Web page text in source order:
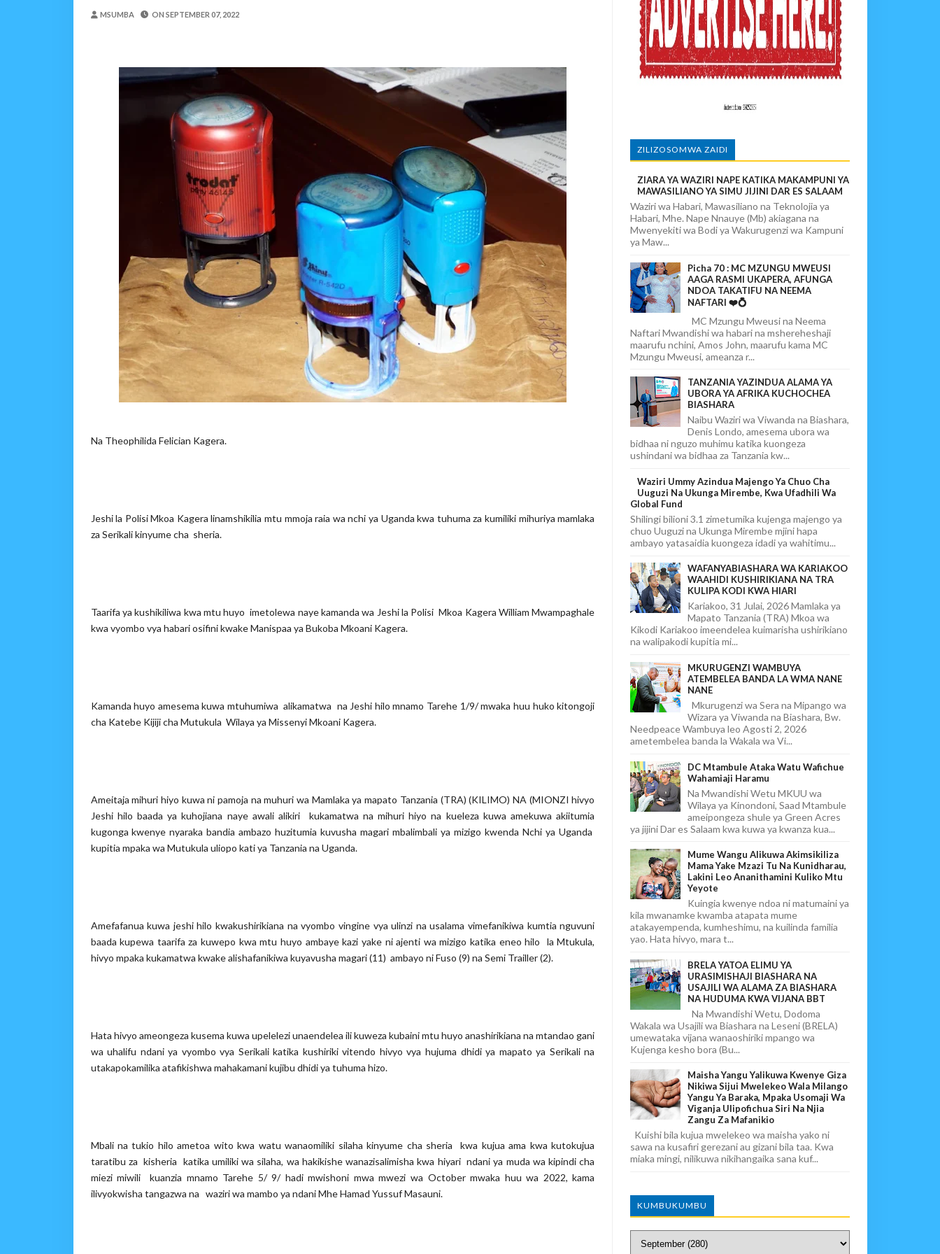
Umaskini Na Madeni Yalitishia Kuangamiza Heshima Na Maisha Ya Familia Yangu, Mpaka Nilipovunja Mikosi Na Kushuhudia Tajiriba Ikirejea Nyumbani
Nilitafuta Mtoto Kwa Zaidi Ya Miaka Saba Bila Mafanikio, Mpaka Tiba Ya Asili Iliponiwezesha Kushika Mimba Na Kufuta Machozi Yangu
Zawadi-Aug 06 2026
NAIBU WAZIRI CHANDE ARIDHISHWA NA HUDUMA ZA TADB KWA WAKULIMA
OSCAR ASSENGA-Aug 06 2026
SERIKALI YASISITIZA USHINDANI WA HAKI KUCHOCHEA UKUAJI WA UCHUMI
Alex Sonna-Aug 06 2026
SERIKALI INATAMBUA MCHANGO WA WAZEE: WAZIRI SANGU
OSCAR ASSENGA Aug 06 2026
MSUMBA ON SEPTEMBER 07, 2022
Na Theophilida Felician Kagera.
Jeshi la Polisi Mkoa Kagera linamshikilia mtu mmoja raia wa nchi ya Uganda kwa tuhuma za kumiliki mihuriya mamlaka
za Serikali kinyume cha sheria.
Taarifa ya kushikiliwa kwa mtu huyo imetolewa naye kamanda wa Jeshi la Polisi Mkoa Kagera William Mwampaghale
kwa vyombo vya habari osifini kwake Manispaa ya Bukoba Mkoani Kagera.
Kamanda huyo amesema kuwa mtuhumiwa alikamatwa na Jeshi hilo mnamo Tarehe 1/9/ mwaka huu huko kitongoji
cha Katebe Kijiji cha Mutukula Wilaya ya Missenyi Mkoani Kagera.
Ameitaja mihuri hiyo kuwa ni pamoja na muhuri wa Mamlaka ya mapato Tanzania (TRA) (KILIMO) NA (MIONZI hivyo
Jeshi hilo baada ya kuhojiana naye awali alikiri kukamatwa na mihuri hiyo na kueleza kuwa amekuwa akiitumia
kugonga kwenye nyaraka bandia ambazo huzitumia kuvusha magari mbalimbali ya mizigo kwenda Nchi ya Uganda
kupitia mpaka wa Mutukula uliopo kati ya Tanzania na Uganda.
Amefafanua kuwa jeshi hilo kwakushirikiana na vyombo vingine vya ulinzi na usalama vimefanikiwa kumtia nguvuni
baada kupewa taarifa za kuwepo kwa mtu huyo ambaye kazi yake ni ajenti wa mizigo katika eneo hilo la Mtukula,
hivyo mpaka kukamatwa kwake alishafanikiwa kuyavusha magari (11) ambayo ni Fuso (9) na Semi Trailler (2).
Hata hivyo ameongeza kusema kuwa upelelezi unaendelea ili kuweza kubaini mtu huyo anashirikiana na mtandao gani
wa uhalifu ndani ya vyombo vya Serikali katika kushiriki vitendo hivyo vya hujuma dhidi ya mapato ya Serikali na
utakapokamilika atafikishwa mahakamani kujibu dhidi ya tuhuma hizo.
Mbali na tukio hilo ametoa wito kwa watu wanaomiliki silaha kinyume cha sheria kwa kujua ama kwa kutokujua
taratibu za kisheria katika umiliki wa silaha, wa hakikishe wanazisalimisha kwa hiyari ndani ya muda wa kipindi cha
miezi miwili kuanzia mnamo Tarehe 5/ 9/ hadi mwishoni mwa mwezi wa October mwaka huu wa 2022, kama
ilivyokwisha tangazwa na waziri wa mambo ya ndani Mhe Hamad Yussuf Masauni.
ZILIZOSOMWA ZAIDI
ZIARA YA WAZIRI NAPE KATIKA MAKAMPUNI YA
MAWASILIANO YA SIMU JIJINI DAR ES SALAAM
Waziri wa Habari, Mawasiliano na Teknolojia ya
Habari, Mhe. Nape Nnauye (Mb) akiagana na
Mwenyekiti wa Bodi ya Wakurugenzi wa Kampuni
ya Maw...
Picha 70 : MC MZUNGU MWEUSI
AAGA RASMI UKAPERA, AFUNGA
NDOA TAKATIFU NA NEEMA
NAFTARI ❤️💍
MC Mzungu Mweusi na Neema
Naftari Mwandishi wa habari na mshereheshaji
maarufu nchini, Amos John, maarufu kama MC
Mzungu Mweusi, ameanza r...
TANZANIA YAZINDUA ALAMA YA
UBORA YA AFRIKA KUCHOCHEA
BIASHARA
Naibu Waziri wa Viwanda na Biashara,
Denis Londo, amesema ubora wa
bidhaa ni nguzo muhimu katika kuongeza
ushindani wa bidhaa za Tanzania kw...
Waziri Ummy Azindua Majengo Ya Chuo Cha
Uuguzi Na Ukunga Mirembe, Kwa Ufadhili Wa
Global Fund
Shilingi bilioni 3.1 zimetumika kujenga majengo ya
chuo Uuguzi na Ukunga Mirembe mjini hapa
ambayo yatasaidia kuongeza idadi ya wahitimu...
WAFANYABIASHARA WA KARIAKOO
WAAHIDI KUSHIRIKIANA NA TRA
KULIPA KODI KWA HIARI
Kariakoo, 31 Julai, 2026 Mamlaka ya
Mapato Tanzania (TRA) Mkoa wa
Kikodi Kariakoo imeendelea kuimarisha ushirikiano
na walipakodi kupitia mi...
MKURUGENZI WAMBUYA
ATEMBELEA BANDA LA WMA NANE
NANE
Mkurugenzi wa Sera na Mipango wa
Wizara ya Viwanda na Biashara, Bw.
Needpeace Wambuya leo Agosti 2, 2026
ametembelea banda la Wakala wa Vi...
DC Mtambule Ataka Watu Wafichue
Wahamiaji Haramu
Na Mwandishi Wetu MKUU wa
Wilaya ya Kinondoni, Saad Mtambule
ameipongeza shule ya Green Acres
ya jijini Dar es Salaam kwa kuwa ya kwanza kua...
Mume Wangu Alikuwa Akimsikiliza
Mama Yake Mzazi Tu Na Kunidharau,
Lakini Leo Ananithamini Kuliko Mtu
Yeyote
Kuingia kwenye ndoa ni matumaini ya
kila mwanamke kwamba atapata mume
atakayempenda, kumheshimu, na kuilinda familia
yao. Hata hivyo, mara t...
BRELA YATOA ELIMU YA
URASIMISHAJI BIASHARA NA
USAJILI WA ALAMA ZA BIASHARA
NA HUDUMA KWA VIJANA BBT
Na Mwandishi Wetu, Dodoma
Wakala wa Usajili wa Biashara na Leseni (BRELA)
umewataka vijana wanaoshiriki mpango wa
Kujenga kesho bora (Bu...
Maisha Yangu Yalikuwa Kwenye Giza
Nikiwa Sijui Mwelekeo Wala Milango
Yangu Ya Baraka, Mpaka Usomaji Wa
Viganja Ulipofichua Siri Na Njia
Zangu Za Mafanikio
Kuishi bila kujua mwelekeo wa maisha yako ni
sawa na kusafiri gerezani au gizani bila taa. Kwa
miaka mingi, nilikuwa nikihangaika sana kuf...
KUMBUKUMBU